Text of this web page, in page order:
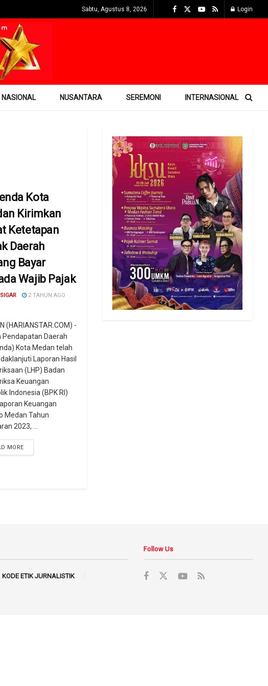
Sabtu, Agustus 8, 2026 Login
NASIONAL NUSANTARA SEREMONI INTERNASIONAL
Kota
Kirimkan
Ketetapan
Daerah
Bayar
Wajib Pajak
2 TAHUN AGO
(HARIANSTAR.COM) -
Pendapatan Daerah
Kota Medan telah
Laporan Hasil
(LHP) Badan
Keuangan
Indonesia (BPK RI)
Keuangan
Medan Tahun
2023, ...
MORE
KODE ETIK JURNALISTIK
Follow Us